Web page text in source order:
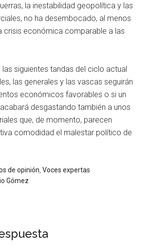
la inestabilidad geopolítica y las
no ha desembocado, al menos
crisis económica comparable a las
las siguientes tandas del ciclo actual
las generales y las vascas seguirán
económicos favorables o si un
desgastando también a unos
que, de momento, parecen
comodidad el malestar político de
de opinión ,Voces expertas
Gómez